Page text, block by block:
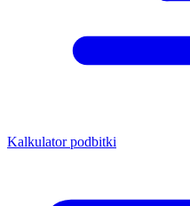
Kalkulator podbitki